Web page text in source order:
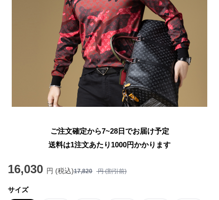
ご注文確定から7~28日でお届け予定
送料は1注文あたり 1000円かかります
16,030 円 (税込)17,820 円 (割引前)
サイズ